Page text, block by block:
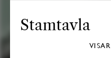
Stamtavla
VISAR